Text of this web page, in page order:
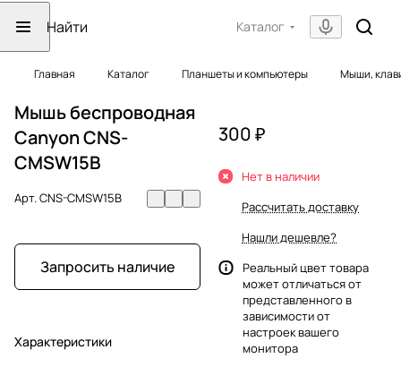
Каталог
Главная Каталог Планшеты и компьютеры Мыши,
Мышь беспроводная
Canyon CNS-
CMSW15B
Арт.CNS-CMSW15B
Запросить наличие
Характеристики
300 ₽
Нет в наличии
Рассчитать доставку
Нашли дешевле?
Реальный цвет товара
может отличаться от
представленного в
зависимости от
настроек вашего
монитора